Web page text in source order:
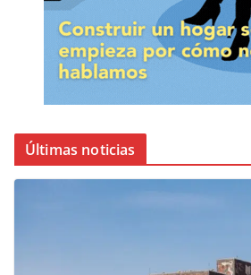
Últimas noticias